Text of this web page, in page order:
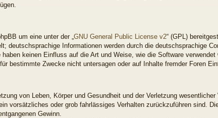
um eine unter der „ GNU General Public License v2“ (GPL)
deutschsprachige Informationen werden durch die deutschsprachige
keinen Einfluss auf die Art und Weise, wie die Software verwendet
bestimmte Zwecke nicht untersagen oder auf Inhalte fremder Foren
von Leben, Körper und Gesundheit und der Verletzung wesentlicher
vorsätzliches oder grob fahrlässiges Verhalten zurückzuführen sind.
Gewinn.